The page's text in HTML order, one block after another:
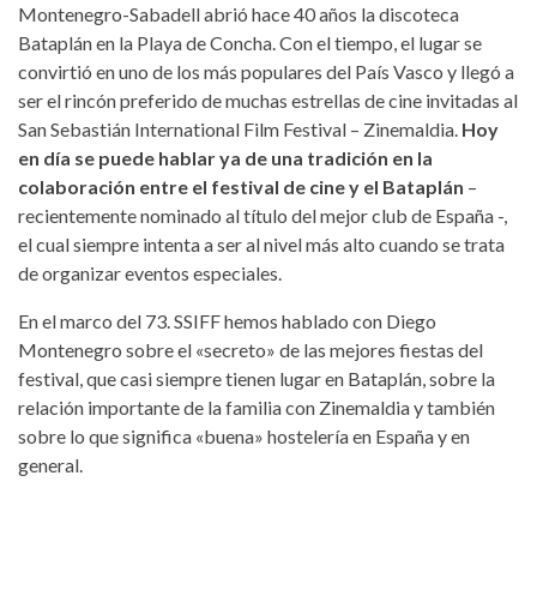
Montenegro-Sabadell abrió hace 40 años la discoteca
Bataplán en la Playa de Concha. Con el tiempo, el lugar se
convirtió en uno de los más populares del País Vasco y llegó a
ser el rincón preferido de muchas estrellas de cine invitadas al
San Sebastián International Film Festival – Zinemaldia. Hoy
en día se puede hablar ya de una tradición en la
colaboración entre el festival de cine y el Bataplán –
recientemente nominado al título del mejor club de España -,
el cual siempre intenta a ser al nivel más alto cuando se trata
de organizar eventos especiales.
En el marco del 73. SSIFF hemos hablado con Diego
Montenegro sobre el «secreto» de las mejores fiestas del
festival, que casi siempre tienen lugar en Bataplán, sobre la
relación importante de la familia con Zinemaldia y también
sobre lo que significa «buena» hostelería en España y en
general.